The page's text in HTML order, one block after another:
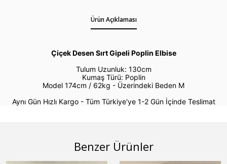
Ürün Açıklaması
Çiçek Desen Sırt Gipeli Poplin Elbise
Tulum Uzunluk: 130cm
Kumaş Türü: Poplin
Model 174cm / 62kg - Üzerindeki Beden M
Aynı Gün Hızlı Kargo - Tüm Türkiye'ye 1-2 Gün İçinde Teslimat
Benzer Ürünler